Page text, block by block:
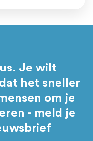
Je wilt
het sneller
om je
- meld je